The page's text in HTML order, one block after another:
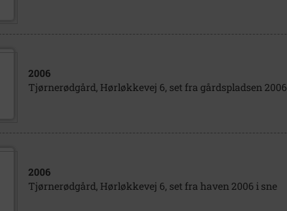
2006
Tjørnerødgård, Hørløkkevej 6, set fra gårdspladsen 2006
2006
Tjørnerødgård, Hørløkkevej 6, set fra haven 2006 i sne